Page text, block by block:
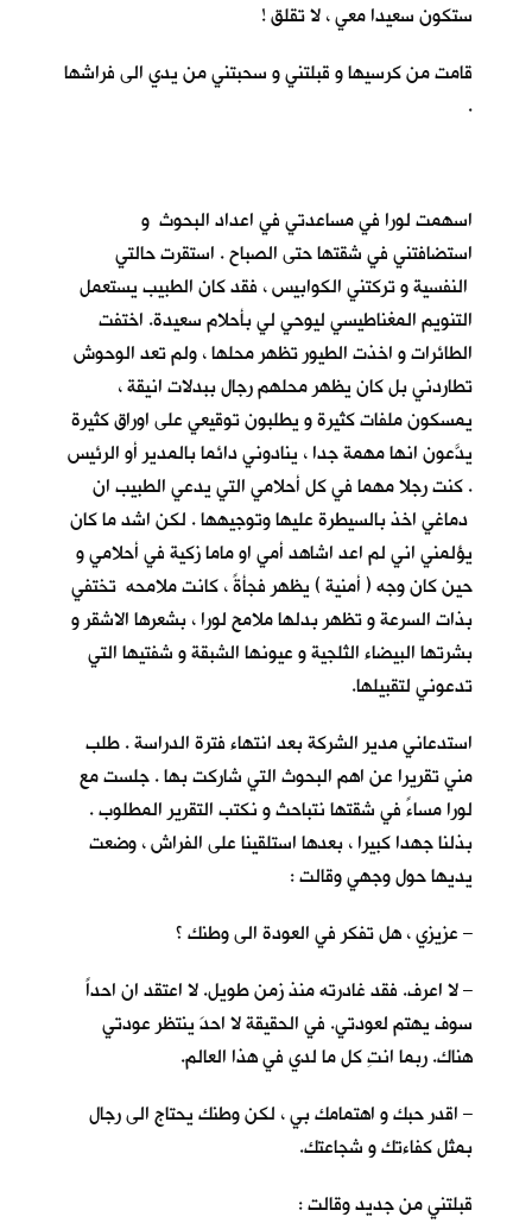
ستكون سعيدا معي ، لا تقلق !
قامت من كرسيها و قبلتني و سحبتني من يدي الى فراشها
.
اسهمت لورا في مساعدتي في اعداد البحوث و
استضافتني في شقتها حتى الصباح . استقرت حالتي
النفسية و تركتني الكوابيس ، فقد كان الطبيب يستعمل
التنويم المغناطيسي ليوحي لي بأحلام سعيدة. اختفت
الطائرات و اخذت الطيور تظهر محلها ، ولم تعد الوحوش
تطاردني بل كان يظهر محلهم رجال ببدلات انيقة ،
يمسكون ملفات كثيرة و يطلبون توقيعي على اوراق كثيرة
يدَّعون انها مهمة جدا ، ينادوني دائما بالمدير أو الرئيس
. كنت رجلا مهما في كل أحلامي التي يدعي الطبيب ان
دماغي اخذ بالسيطرة عليها وتوجيهها . لكن اشد ما كان
يؤلمني اني لم اعد اشاهد أمي او ماما زكية في أحلامي و
حين كان وجه ( أمنية ) يظهر فجأةً ، كانت ملامحه تختفي
بذات السرعة و تظهر بدلها ملامح لورا ، بشعرها الاشقر و
بشرتها البيضاء الثلجية و عيونها الشبقة و شفتيها التي
تدعوني لتقبيلها.
استدعاني مدير الشركة بعد انتهاء فترة الدراسة . طلب
مني تقريرا عن اهم البحوث التي شاركت بها . جلست مع
لورا مساءً في شقتها نتباحث و نكتب التقرير المطلوب .
بذلنا جهدا كبيرا ، بعدها استلقينا على الفراش ، وضعت
يديها حول وجهي وقالت :
– عزيزي ، هل تفكر في العودة الى وطنك ؟
– لا اعرف. فقد غادرته منذ زمن طويل. لا اعتقد ان احداً
سوف يهتم لعودتي. في الحقيقة لا احدَ ينتظر عودتي
هناك. ربما انتِ كل ما لدي في هذا العالم.
– اقدر حبك و اهتمامك بي ، لكن وطنك يحتاج الى رجال
بمثل كفاءتك و شجاعتك.
قبلتني من جديد وقالت :